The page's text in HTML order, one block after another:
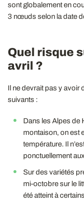
sont globalement en
3 nœuds selon la date
Quel risque
avril ?
Il ne devrait pas y avoir
suivants :
Dans les Alpes de
montaison, on est
température. Il
ponctuellement
Sur des variétés
mi-octobre sur le
été atteint à